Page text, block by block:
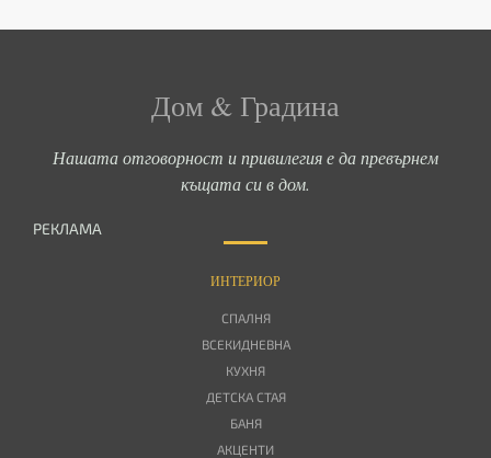
Дом & Градина
Нашата отговорност и привилегия е да превърнем
къщата си в дом.
РЕКЛАМА
ИНТЕРИОР
СПАЛНЯ
ВСЕКИДНЕВНА
КУХНЯ
ДЕТСКА СТАЯ
БАНЯ
АКЦЕНТИ